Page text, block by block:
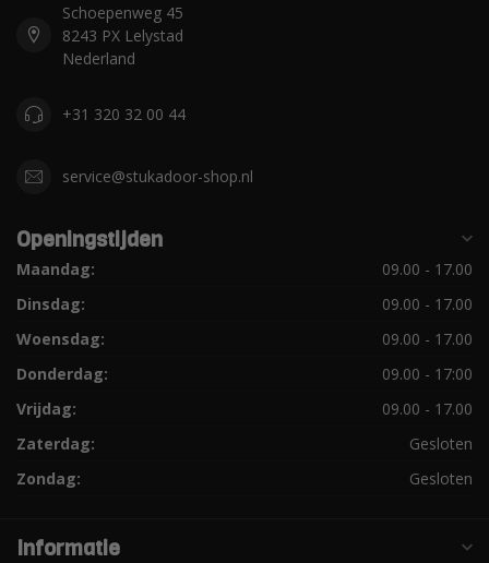
Schoepenweg 45
8243 PX Lelystad
Nederland
+31 320 32 00 44
service@stukadoor-shop.nl
Openingstijden
Maandag:
09.00 - 17.00
Dinsdag:
09.00 - 17.00
Woensdag:
09.00 - 17.00
Donderdag:
09.00 - 17:00
Vrijdag:
09.00 - 17.00
Zaterdag:
Gesloten
Zondag:
Gesloten
Informatie